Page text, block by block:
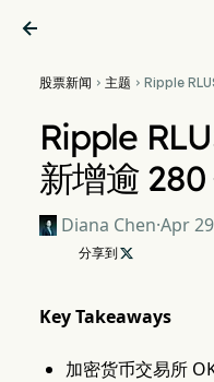

股票新闻  主题  Ripple
Ripple
新增逾
Diana Chen·Apr
分享到 
Key Takeaways
加密货币交易所